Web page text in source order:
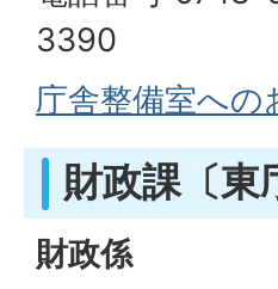
3390
庁舎整備室への
財政課〔東
財政係